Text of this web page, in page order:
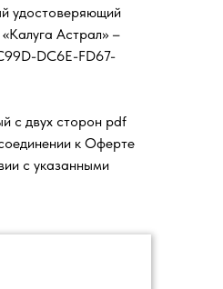
удостоверяющий
Астрал» –
DC6E-FD67-
с двух сторон pdf
к Оферте
с указанными